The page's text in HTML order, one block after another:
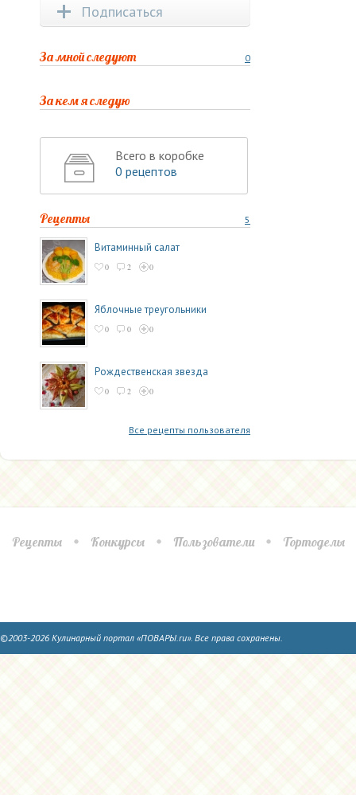
Подписаться
0
За мной следуют
За кем я следую
Всего в коробке
0 рецептов
5
Рецепты
Витаминный салат
0 2 0
Яблочные треугольники
0 0 0
Рождественская звезда
0 2 0
Все рецепты пользователя
Рецепты Конкурсы Пользователи Тортоделы
©2003-2026 Кулинарный портал «ПОВАРЫ.ru». Все права сохранены.